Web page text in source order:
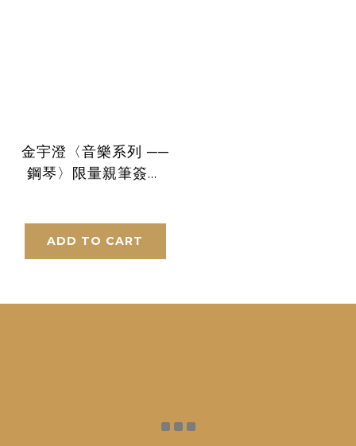
金宇澄〈音樂系列 ──
鋼琴〉限量親筆簽名
ADD TO CART